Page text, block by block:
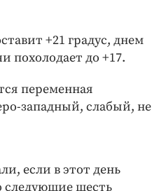
+21 градус, днем
похолодает до +17.
переменная
западный, слабый, не
если в этот день
следующие шесть